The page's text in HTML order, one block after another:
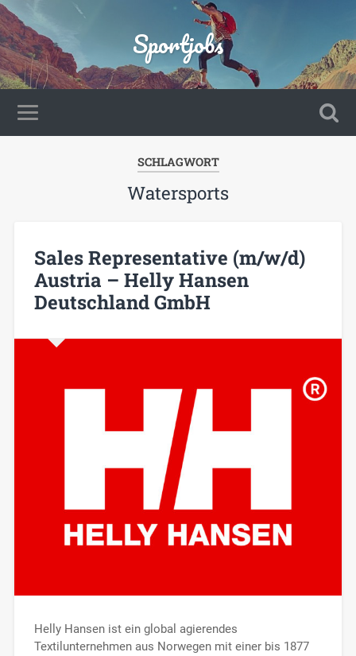
Sportjobs
SCHLAGWORT
Watersports
Sales Representative (m/w/d)
Austria – Helly Hansen
Deutschland GmbH
Helly Hansen ist ein global agierendes
Textilunternehmen aus Norwegen mit einer bis 1877